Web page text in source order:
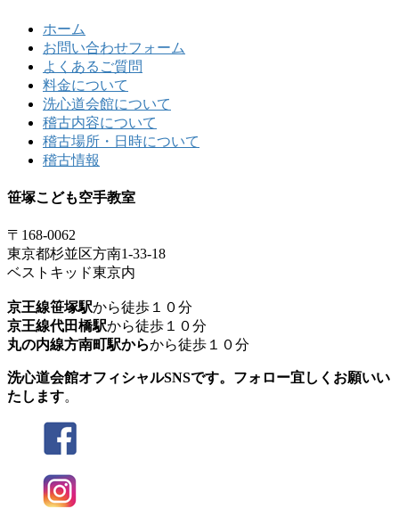
ホーム
お問い合わせフォーム
よくあるご質問
料金について
洗心道会館について
稽古内容について
稽古場所・日時について
稽古情報
笹塚こども空手教室
〒168-0062
東京都杉並区方南1-33-18
ベストキッド東京内
京王線笹塚駅から徒歩１０分
京王線代田橋駅から徒歩１０分
丸の内線方南町駅からから徒歩１０分
洗心道会館オフィシャルSNSです。フォロー宜しくお願いい
たします。